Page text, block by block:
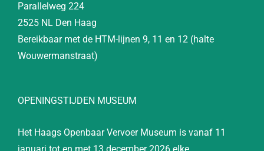
Parallelweg 224
2525 NL Den Haag
Bereikbaar met de HTM-lijnen 9, 11 en 12 (halte
Wouwermanstraat)
OPENINGSTIJDEN MUSEUM
Het Haags Openbaar Vervoer Museum is vanaf 11